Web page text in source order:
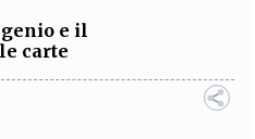
e il
carte